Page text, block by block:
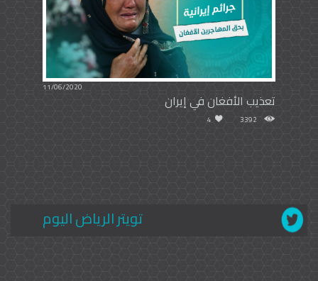
11/06/2020
تعذيب الأفغان في إيران
3392
4
تويتر الرياض اليوم